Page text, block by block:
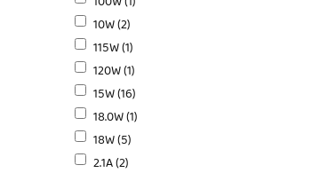
10W (2)
115W (1)
120W (1)
15W (16)
18.0W (1)
18W (5)
2.1A (2)